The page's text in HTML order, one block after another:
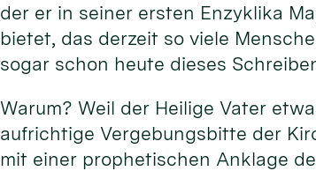
der er in seiner ersten Enzyklika
bietet, das derzeit so viele
sogar schon heute dieses
Warum? Weil der Heilige Vater
aufrichtige Vergebungsbitte der
mit einer prophetischen Anklage